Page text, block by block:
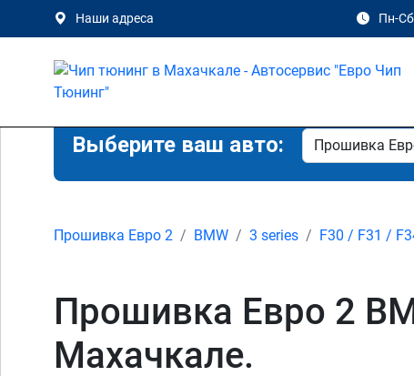
Наши адреса Пн-Сб
Выберите ваш авто:
Прошивка Евро 2 BMW 3 series F30 / F31 /
Прошивка Евро 2
Махачкале.